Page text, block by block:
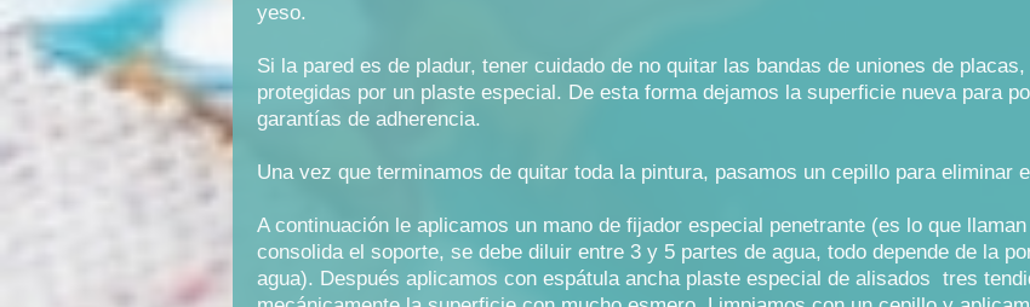
yeso.
Si la pared es de pladur, tener cuidado de no quitar las bandas de uniones de
protegidas por un plaste especial. De esta forma dejamos la superficie nueva para
garantías de adherencia.
Una vez que terminamos de quitar toda la pintura, pasamos un cepillo para eliminar
A continuación le aplicamos un mano de fijador especial penetrante (es lo que
consolida el soporte, se debe diluir entre 3 y 5 partes de agua, todo depende de la
agua). Después aplicamos con espátula ancha plaste especial de alisados tres